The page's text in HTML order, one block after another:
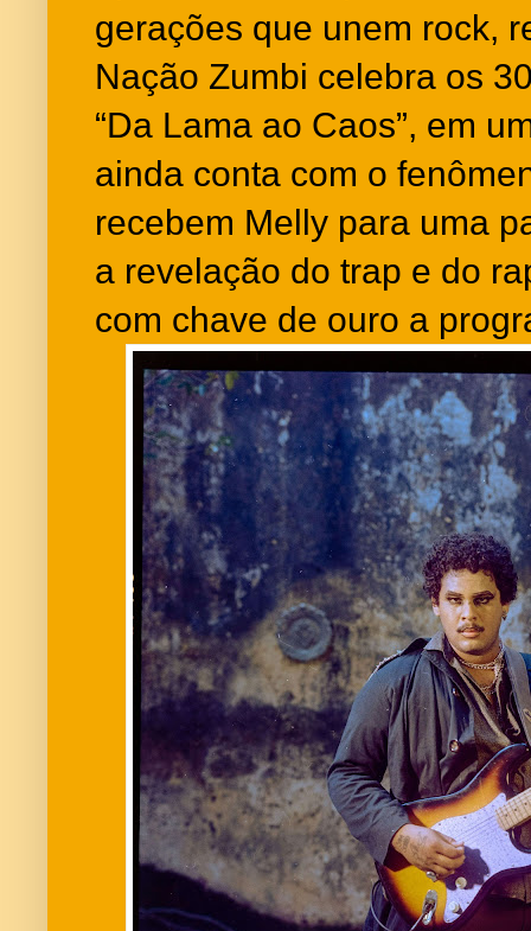
gerações que unem rock,
Nação Zumbi celebra os
“Da Lama ao Caos”, em
ainda conta com o
recebem Melly para uma
a revelação do trap e do
com chave de ouro a